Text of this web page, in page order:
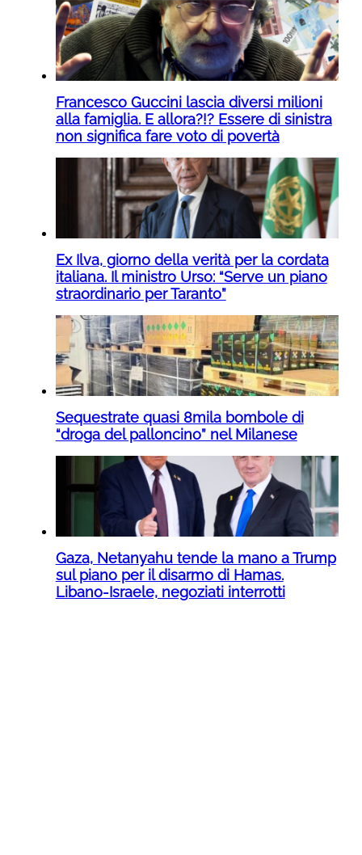
Francesco Guccini lascia diversi milioni
alla famiglia. E allora?!? Essere di sinistra
non significa fare voto di povertà
Ex Ilva, giorno della verità per la cordata
italiana. Il ministro Urso: “Serve un piano
straordinario per Taranto”
Sequestrate quasi 8mila bombole di
“droga del palloncino” nel Milanese
Gaza, Netanyahu tende la mano a Trump
sul piano per il disarmo di Hamas.
Libano-Israele, negoziati interrotti